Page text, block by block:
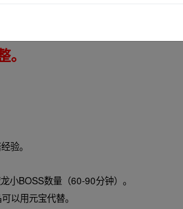
验。
小BOSS数量（60-90分钟）。
以用元宝代替。